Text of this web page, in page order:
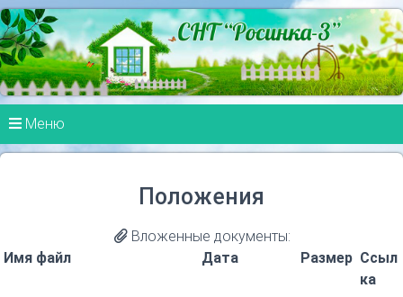
Меню
Положения
Вложенные документы:
Имя файл
Дата Размер Ссыл
ка